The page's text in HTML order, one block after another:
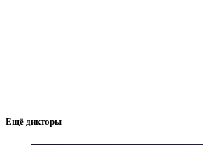
Ещё дикторы